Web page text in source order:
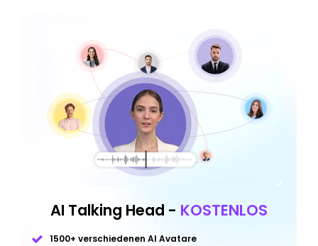
AI Talking Head - KOSTENLOS
1500+ verschiedenen AI Avatare